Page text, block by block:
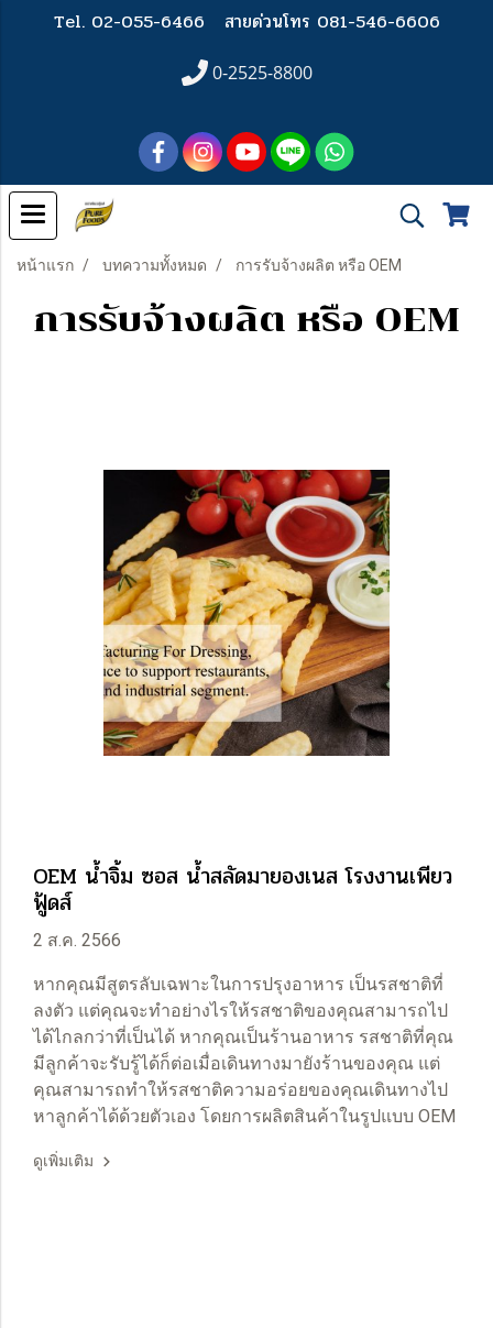
Tel. 02-055-6466 สายด่วนโทร 081-546-6606
0-2525-8800
หน้าแรก บทความทั้งหมด การรับจ้างผลิต หรือ OEM
การรับจ้างผลิต หรือ OEM
OEM น้ำจิ้ม ซอส น้ำสลัดมายองเนส โรงงานเพียว
ฟู้ดส์
2 ส.ค. 2566
หากคุณมีสูตรลับเฉพาะในการปรุงอาหาร เป็นรสชาติที่
ลงตัว แต่คุณจะทำอย่างไรให้รสชาติของคุณสามารถไป
ได้ไกลกว่าที่เป็นได้ หากคุณเป็นร้านอาหาร รสชาติที่คุณ
มีลูกค้าจะรับรู้ได้ก็ต่อเมื่อเดินทางมายังร้านของคุณ แต่
คุณสามารถทำให้รสชาติความอร่อยของคุณเดินทางไป
หาลูกค้าได้ด้วยตัวเอง โดยการผลิตสินค้าในรูปแบบ OEM
ดูเพิ่มเติม